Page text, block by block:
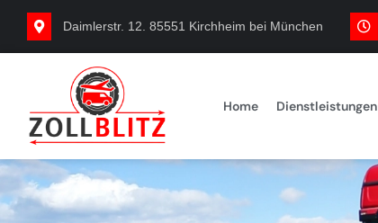
Daimlerstr. 12. 85551 Kirchheim bei München
Home Dienstleistungen